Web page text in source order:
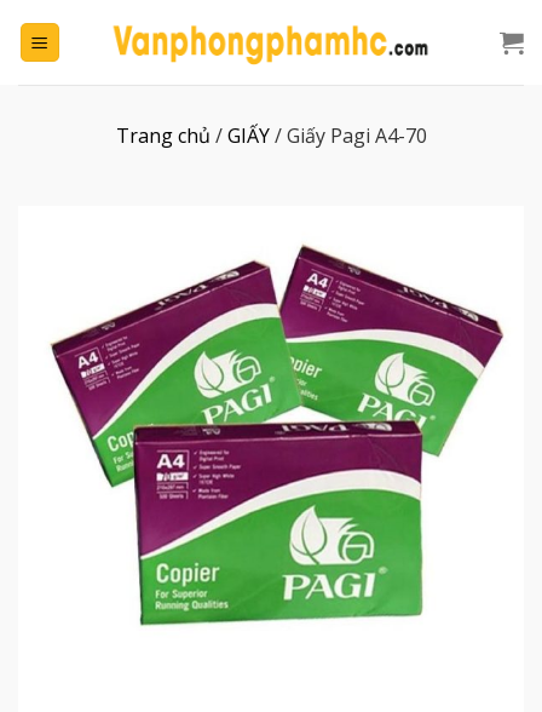
đến
Trang chủ /GIẤY/Giấy Pagi A4-70